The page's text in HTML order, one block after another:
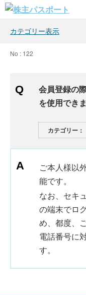
カテゴリー表示
No : 122
会員登録の
を使用でき
カテゴリー：
ご本人様以
能です。
なお、セキ
の端末でロ
め、都度、
電話番号に
す。